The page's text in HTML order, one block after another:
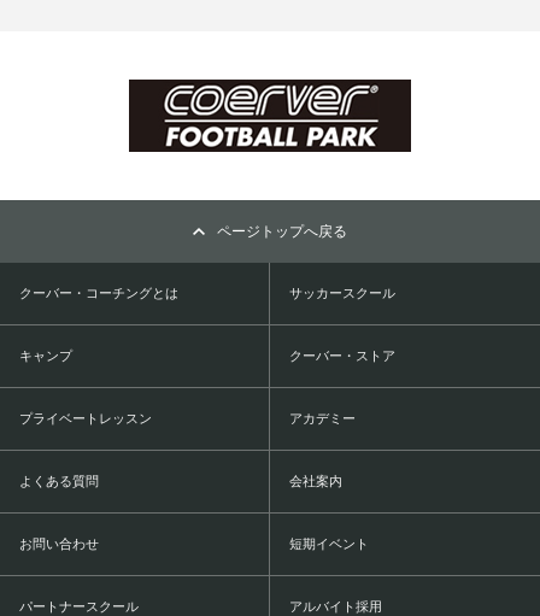
ページトップへ戻る
クーバー・コーチングとは サッカースクール
キャンプ クーバー・ストア
プライベートレッスン アカデミー
よくある質問 会社案内
お問い合わせ 短期イベント
パートナースクール アルバイト採用